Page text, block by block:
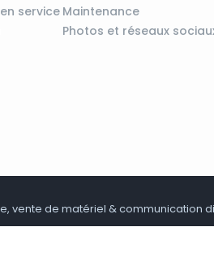
service Maintenance
Photos et réseaux
vente de matériel & communication